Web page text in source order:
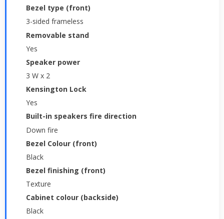
Bezel type (front)
3-sided frameless
Removable stand
Yes
Speaker power
3 W x 2
Kensington Lock
Yes
Built-in speakers fire direction
Down fire
Bezel Colour (front)
Black
Bezel finishing (front)
Texture
Cabinet colour (backside)
Black